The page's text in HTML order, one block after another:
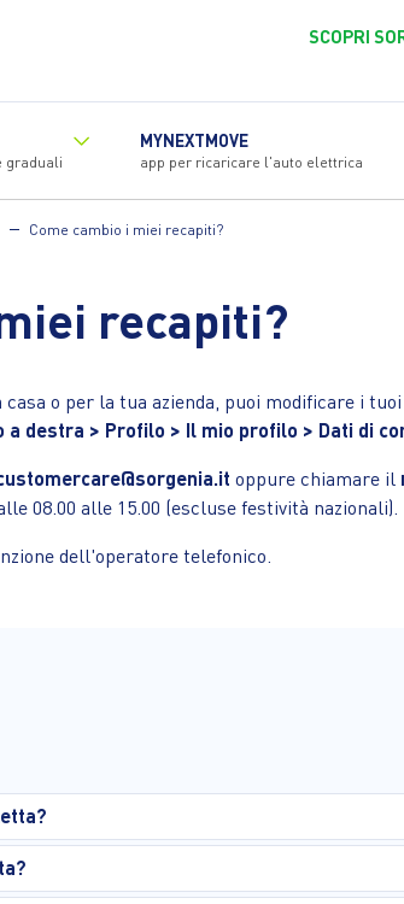
SCOPRI
graduali
MYNEXTMOVE
app per ricaricare l'auto elettrica
Come cambio i miei recapiti?
recapiti?
o per la tua azienda, puoi modificare i
a destra > Profilo > Il mio profilo > Dati di
oppure chiamare il
08.00 alle 15.00 (escluse festività nazionali).
dell'operatore telefonico.